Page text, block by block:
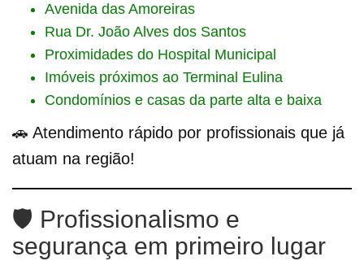
Avenida das Amoreiras
Rua Dr. João Alves dos Santos
Proximidades do Hospital Municipal
Imóveis próximos ao Terminal Eulina
Condomínios e casas da parte alta e baixa
🚗 Atendimento rápido por profissionais que já
atuam na região!
🛡️ Profissionalismo e
segurança em primeiro lugar